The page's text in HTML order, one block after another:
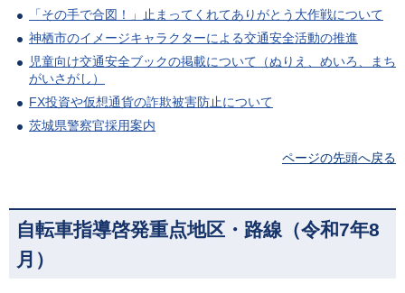
「その手で合図！」止まってくれてありがとう大作戦について
神栖市のイメージキャラクターによる交通安全活動の推進
児童向け交通安全ブックの掲載について（ぬりえ、めいろ、まち
がいさがし）
FX投資や仮想通貨の詐欺被害防止について
茨城県警察官採用案内
ページの先頭へ戻る
自転車指導啓発重点地区・路線（令和7年8
月）